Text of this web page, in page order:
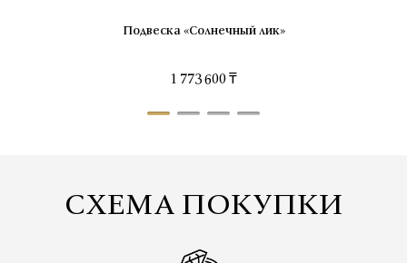
Подвеска «Солнечный лик»
1 773 600 ₸
СХЕМА ПОКУПКИ